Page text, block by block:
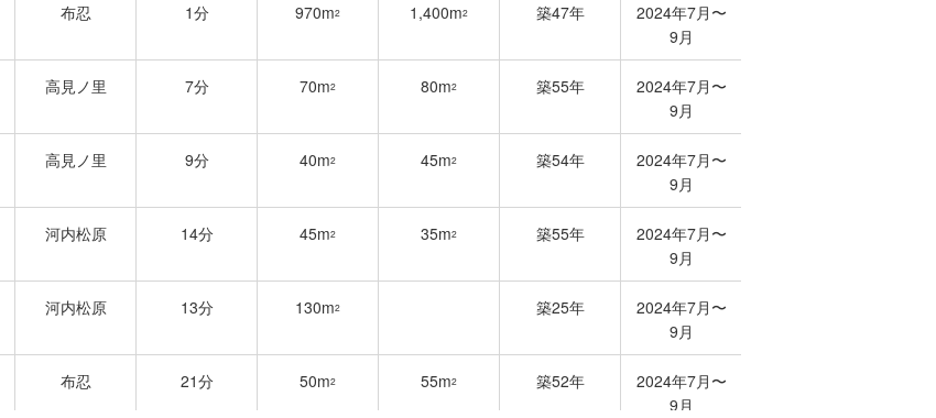
布忍 1分 970m2 1,400m2 築47年
2024年7月〜
9月
高見ノ里 7分 70m2 80m2 築55年
2024年7月〜
9月
高見ノ里 9分 40m2 45m2 築54年
2024年7月〜
9月
河内松原 14分 45m2 35m2 築55年
2024年7月〜
9月
河内松原 13分 130m2 築25年
2024年7月〜
9月
布忍 21分 50m2 55m2 築52年
2024年7月〜
9月